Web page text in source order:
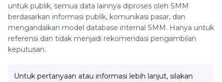
untuk publik, semua data lainnya diproses oleh SMM
berdasarkan informasi publik, komunikasi pasar, dan
mengandalkan model database internal SMM. Hanya untuk
referensi dan tidak menjadi rekomendasi pengambilan
keputusan.
Untuk pertanyaan atau informasi lebih lanjut, silakan